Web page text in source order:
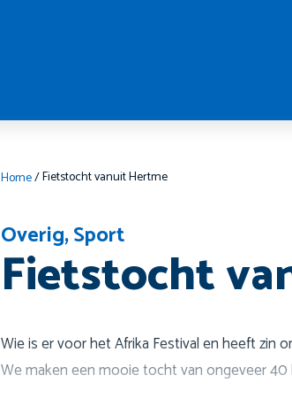
Home/Fietstocht vanuit Hertme
Overig,Sport
Fietstocht
Wie is er voor het Afrika Festival en heeft zin
We maken een mooie tocht van ongeveer 40